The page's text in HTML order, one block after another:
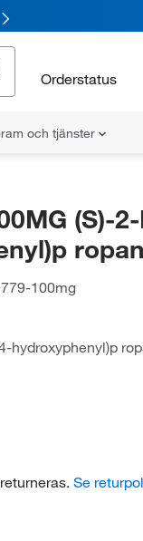
Orderstatus
och tjänster
(S)-
100mg
hydroxyphenyl)p
Se